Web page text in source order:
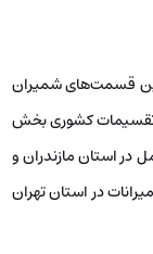
قسمت‌های شمیران
تقسیمات کشوری بخش
استان مازندران و
در استان تهران